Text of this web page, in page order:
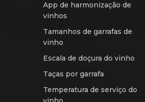
App de harmonização de
vinhos
Tamanhos de garrafas de
vinho
Escala de doçura do vinho
Taças por garrafa
Temperatura de serviço do